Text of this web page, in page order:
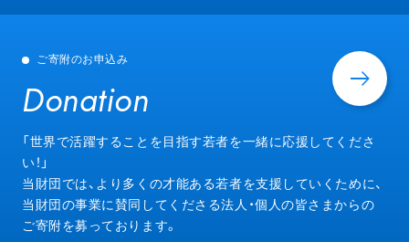
ご寄附のお申込み
Donation
Donation
「世界で活躍することを目指す若者を一緒に応援してくださ
い！」
当財団では、より多くの才能ある若者を支援していくために、
当財団の事業に賛同してくださる法人・個人の皆さまからの
ご寄附を募っております。